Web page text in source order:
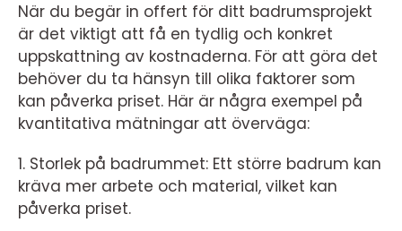
När du begär in offert för ditt badrumsprojekt
är det viktigt att få en tydlig och konkret
uppskattning av kostnaderna. För att göra det
behöver du ta hänsyn till olika faktorer som
kan påverka priset. Här är några exempel på
kvantitativa mätningar att överväga:
1. Storlek på badrummet: Ett större badrum kan
kräva mer arbete och material, vilket kan
påverka priset.